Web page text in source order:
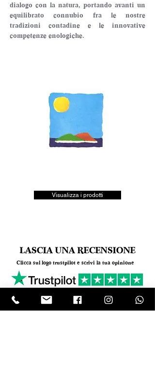
dialogo con la natura, portando avanti un
equilibrato connubio fra le nostre
tradizioni contadine e le innovative
competenze enologiche.
Visualizza i prodotti
LASCIA UNA RECENSIONE
Clicca sul logo trustpilot e scrivi la tua opinione
Tel.+390818501178 info@garumpompei.it